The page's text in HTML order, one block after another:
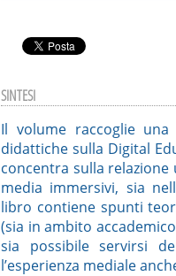
SINTESI
Il volume raccoglie
didattiche sulla Digital
concentra sulla relazione
media immersivi, sia
libro contiene spunti
(sia in ambito
sia possibile servirsi
l’esperienza mediale